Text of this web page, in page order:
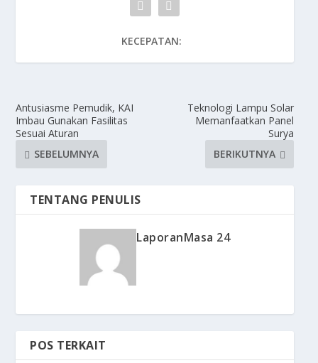
KECEPATAN:
Antusiasme Pemudik, KAI
Imbau Gunakan Fasilitas
Sesuai Aturan
SEBELUMNYA
Teknologi Lampu Solar
Memanfaatkan Panel
Surya
BERIKUTNYA
TENTANG PENULIS
LaporanMasa 24
POS TERKAIT